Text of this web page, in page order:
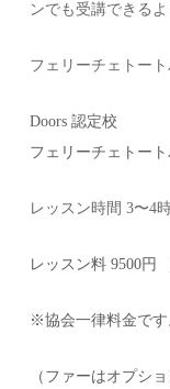
ンでも受講できるよ
フェリーチェトー
Doors 認定校
フェリーチェトー
レッスン時間 3〜4
レッスン料 9500円
※協会一律料金です
（ファーはオプショ